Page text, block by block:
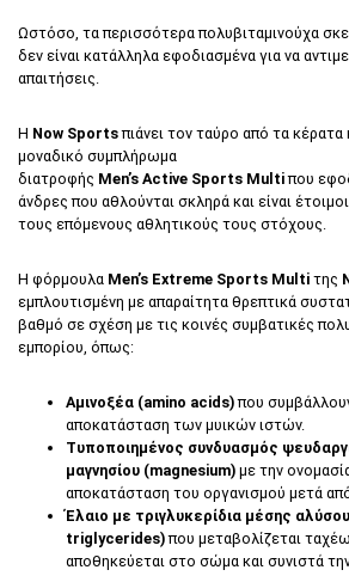
Ωστόσο, τα περισσότερα πολυβιταμινούχα
δεν είναι κατάλληλα εφοδιασμένα για να
απαιτήσεις.
Η Now Sportsπιάνει τον ταύρο από τα κέρατα
μοναδικό συμπλήρωμα
διατροφής Men’s Active Sports Multiπου
άνδρες που αθλούνται σκληρά και είναι
τους επόμενους αθλητικούς τους στόχους.
H φόρμουλα Men’s Extreme Sports Multi της
εμπλουτισμένη με απαραίτητα θρεπτικά
βαθμό σε σχέση με τις κοινές συμβατικές
εμπορίου, όπως:
Αμινοξέα (amino acids)που
αποκατάσταση των μυικών ιστών.
Τυποποιημένος συνδυασμός
μαγνησίου (magnesium) με την
αποκατάσταση του οργανισμού μετά
Έλαιο με τριγλυκερίδια μέσης
triglycerides)που μεταβολίζεται
αποθηκεύεται στο σώμα και συνιστά